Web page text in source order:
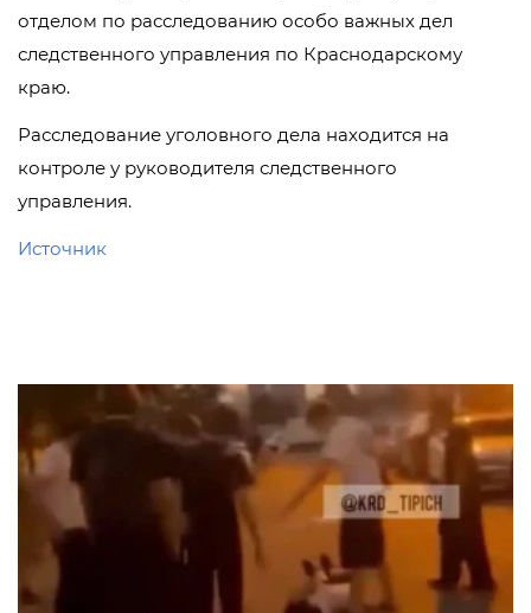
отделом по расследованию особо важных дел
следственного управления по Краснодарскому
краю.
Расследование уголовного дела находится на
контроле у руководителя следственного
управления.
Источник